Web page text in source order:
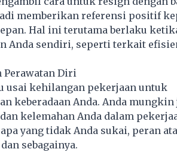
memberikan referensi positif
Hal ini terutama berlaku
Anda sendiri, seperti terkait
Perawatan Diri
usai kehilangan pekerjaan untuk
keberadaan Anda. Anda mungkin
kelemahan Anda dalam
yang tidak Anda sukai, peran
sebagainya.